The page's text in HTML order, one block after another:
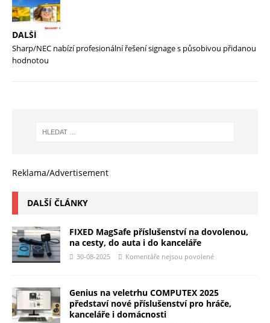
DALŠÍ
Sharp/NEC nabízí profesionální řešení signage s působivou přidanou
hodnotou
Reklama/Advertisement
DALŠÍ ČLÁNKY
FIXED MagSafe příslušenství na dovolenou,
na cesty, do auta i do kanceláře
30-08-2025 Komentáře nejsou povolené
Genius na veletrhu COMPUTEX 2025
představí nové příslušenství pro hráče,
kanceláře i domácnosti